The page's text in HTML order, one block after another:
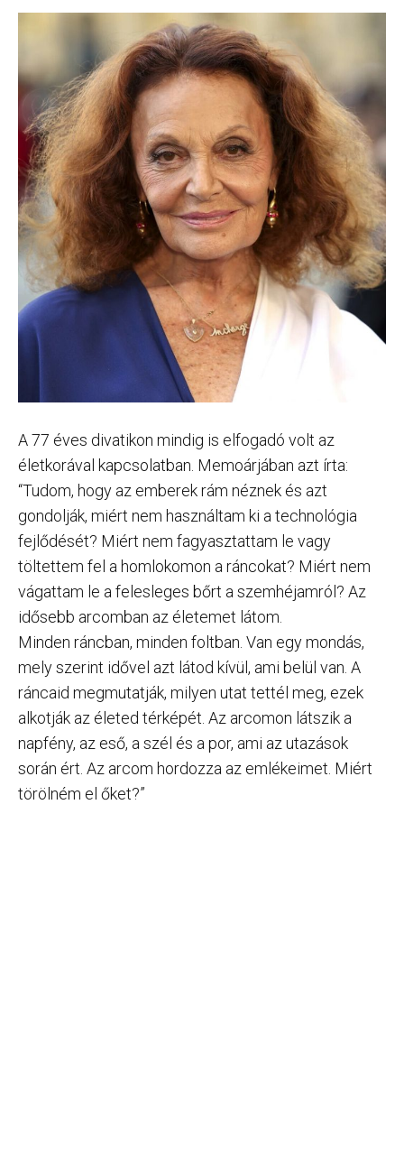
A 77 éves divatikon mindig is elfogadó volt az
életkorával kapcsolatban. Memoárjában azt írta:
“Tudom, hogy az emberek rám néznek és azt
gondolják, miért nem használtam ki a technológia
fejlődését? Miért nem fagyasztattam le vagy
töltettem fel a homlokomon a ráncokat? Miért nem
vágattam le a felesleges bőrt a szemhéjamról? Az
idősebb arcomban az életemet látom.
Minden ráncban, minden foltban. Van egy mondás,
mely szerint idővel azt látod kívül, ami belül van. A
ráncaid megmutatják, milyen utat tettél meg, ezek
alkotják az életed térképét. Az arcomon látszik a
napfény, az eső, a szél és a por, ami az utazások
során ért. Az arcom hordozza az emlékeimet. Miért
törölném el őket?”